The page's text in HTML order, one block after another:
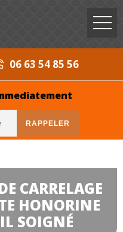
06 63 54 85 56
CARRELAGE
HONORINE
SOIGNÉ